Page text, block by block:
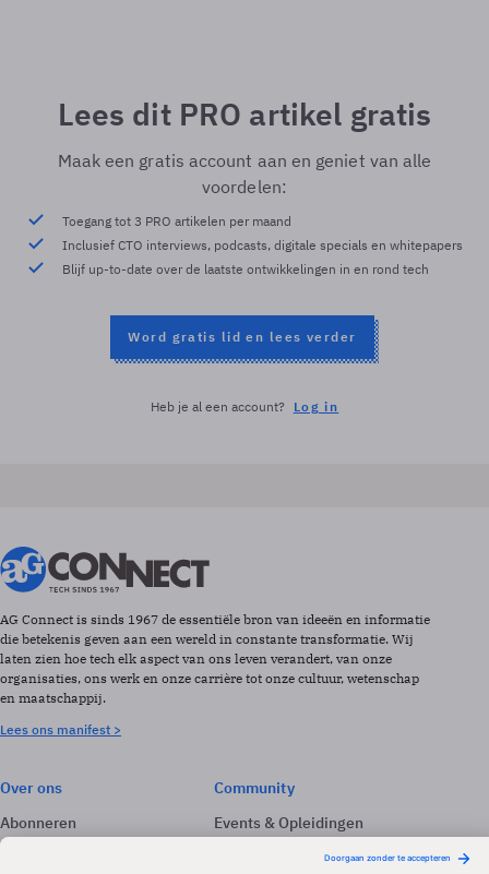
Lees dit PRO artikel gratis
Maak een gratis account aan en geniet van alle
voordelen:
Toegang tot 3 PRO artikelen per maand
Inclusief CTO interviews, podcasts, digitale specials en whitepapers
Blijf up-to-date over de laatste ontwikkelingen in en rond tech
Word gratis lid en lees verder
Heb je al een account? Log in
AG Connect is sinds 1967 de essentiële bron van ideeën en informatie
die betekenis geven aan een wereld in constante transformatie. Wij
laten zien hoe tech elk aspect van ons leven verandert, van onze
organisaties, ons werk en onze carrière tot onze cultuur, wetenschap
en maatschappij.
Lees ons manifest >
Over ons
Abonneren
Adverteren
Community
Events & Opleidingen